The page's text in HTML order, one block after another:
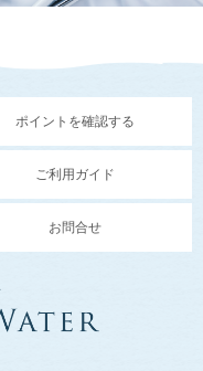
ポイントを確認する
ご利用ガイド
お問合せ